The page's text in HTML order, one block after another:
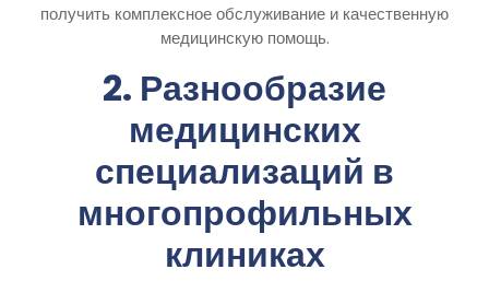
получить комплексное обслуживание и качественную
медицинскую помощь.
2. Разнообразие
медицинских
специализаций в
многопрофильных
клиниках